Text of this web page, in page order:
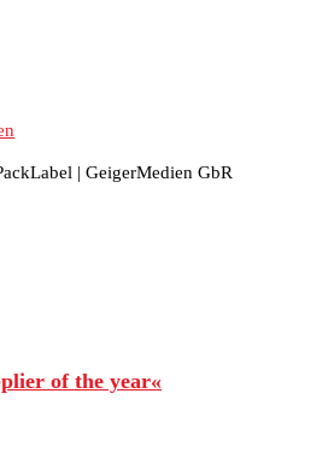
| GeigerMedien GbR
of the year«